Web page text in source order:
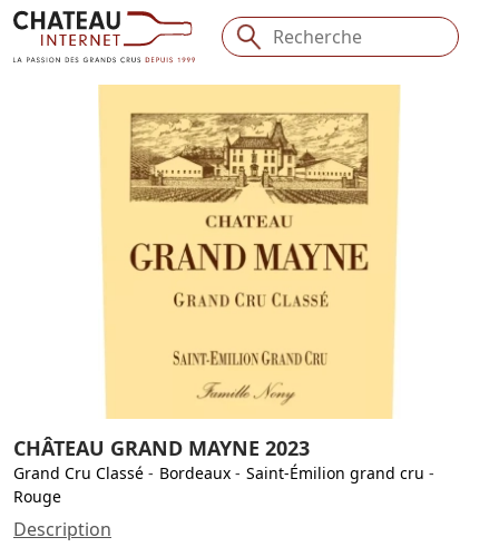
CHÂTEAU GRAND MAYNE 2023
Grand Cru Classé - Bordeaux - Saint-Émilion grand cru -
Rouge
Description